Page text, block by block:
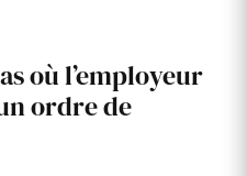
où l’employeur
ordre de